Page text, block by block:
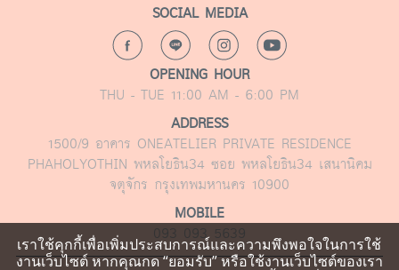
SOCIAL MEDIA
OPENING HOUR
THU - TUE 11:00 AM - 6:00 PM
ADDRESS
1500/9 อาคาร ONEATELIER PRIVATE RESIDENCE
PHAHOLYOTHIN พหลโยธิน34 ซอย พหลโยธิน34 เสนานิคม
จตุจักร กรุงเทพมหานคร 10900
MOBILE
093 093 5639
เราใช้คุกกี้เพื่อเพิ่มประสบการณ์และความพึงพอใจในการใช้
งานเว็บไซต์ หากคุณกด “ยอมรับ” หรือใช้งานเว็บไซต์ของเรา